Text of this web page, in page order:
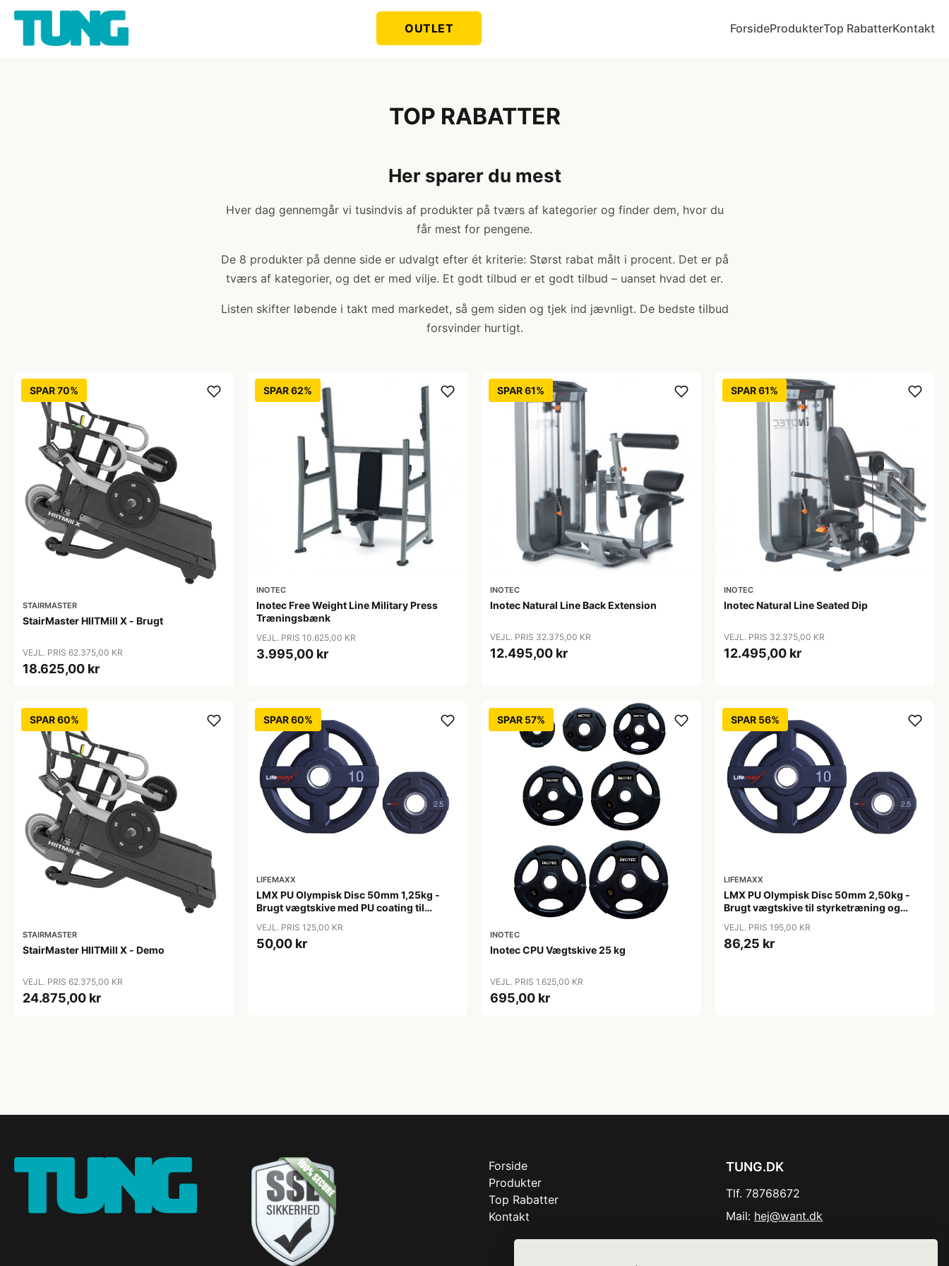
OUTLET ForsideProdukterTop RabatterKontakt
TOP RABATTER
Her sparer du mest
Hver dag gennemgår vi tusindvis af produkter på tværs af kategorier og finder dem, hvor du
får mest for pengene.
De 8 produkter på denne side er udvalgt efter ét kriterie: Størst rabat målt i procent. Det er på
tværs af kategorier, og det er med vilje. Et godt tilbud er et godt tilbud – uanset hvad det er.
Listen skifter løbende i takt med markedet, så gem siden og tjek ind jævnligt. De bedste tilbud
forsvinder hurtigt.
SPAR 70%
STAIRMASTER
StairMaster HIITMill X - Brugt
VEJL. PRIS 62.375,00 KR
18.625,00 kr
SPAR 62%
INOTEC
Inotec Free Weight Line Military Press
Træningsbænk
VEJL. PRIS 10.625,00 KR
3.995,00 kr
SPAR 61%
INOTEC
Inotec Natural Line Back Extension
VEJL. PRIS 32.375,00 KR
12.495,00 kr
SPAR 61%
INOTEC
Inotec Natural Line Seated Dip
VEJL. PRIS 32.375,00 KR
12.495,00 kr
SPAR 60%
STAIRMASTER
StairMaster HIITMill X - Demo
VEJL. PRIS 62.375,00 KR
24.875,00 kr
SPAR 60%
LIFEMAXX
LMX PU Olympisk Disc 50mm 1,25kg -
Brugt vægtskive med PU coating til
VEJL. PRIS 125,00 KR
50,00 kr
SPAR 57%
INOTEC
Inotec CPU Vægtskive 25 kg
VEJL. PRIS 1.625,00 KR
695,00 kr
SPAR 56%
LIFEMAXX
LMX PU Olympisk Disc 50mm 2,50kg -
Brugt vægtskive til styrketræning og
VEJL. PRIS 195,00 KR
86,25 kr
Forside
Produkter
Top Rabatter
Kontakt
TUNG.DK
Tlf. 78768672
Mail: hej@want.dk